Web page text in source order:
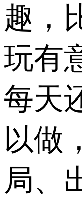
趣，
玩有
每天
以做
局、